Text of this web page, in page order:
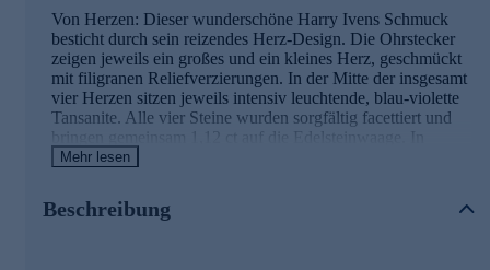
Von Herzen: Dieser wunderschöne Harry Ivens Schmuck
besticht durch sein reizendes Herz-Design. Die Ohrstecker
zeigen jeweils ein großes und ein kleines Herz, geschmückt
mit filigranen Reliefverzierungen. In der Mitte der insgesamt
vier Herzen sitzen jeweils intensiv leuchtende, blau-violette
Tansanite. Alle vier Steine wurden sorgfältig facettiert und
bringen gemeinsam 1,12 ct auf die Edelsteinwaage. In
perfekter Harmonie dazu passt die warm glänzende
Mehr lesen
Beschreibung